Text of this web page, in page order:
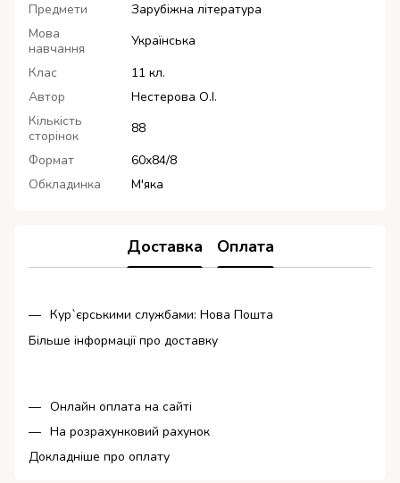
Предмети
Зарубіжна література
Мова
навчання
Українська
Клас
11 кл.
Автор
Нестерова О.І.
Кількість
сторінок
88
Формат
60х84/8
Обкладинка
М'яка
Доставка Оплата
Кур`єрськими службами: Нова Пошта
Більше інформації про доставку
Онлайн оплата на сайті
На розрахунковий рахунок
Докладніше про оплату